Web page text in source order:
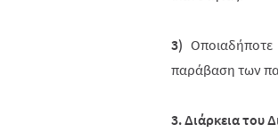
3)
παράβαση των
3. Διάρκεια του